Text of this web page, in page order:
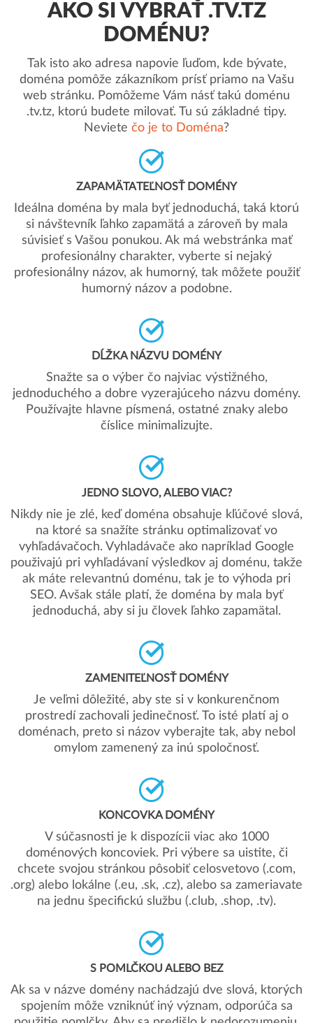
AKO SI VYBRAŤ .TV.TZ
DOMÉNU?
Tak isto ako adresa napovie ľuďom, kde bývate,
doména pomôže zákazníkom prísť priamo na Vašu
web stránku. Pomôžeme Vám násť takú doménu
.tv.tz, ktorú budete milovať. Tu sú základné tipy.
Neviete čo je to Doména?
ZAPAMÄTATEĽNOSŤ DOMÉNY
Ideálna doména by mala byť jednoduchá, taká ktorú
si návštevník ľahko zapamätá a zároveň by mala
súvisieť s Vašou ponukou. Ak má webstránka mať
profesionálny charakter, vyberte si nejaký
profesionálny názov, ak humorný, tak môžete použiť
humorný názov a podobne.
DĹŽKA NÁZVU DOMÉNY
Snažte sa o výber čo najviac výstižného,
jednoduchého a dobre vyzerajúceho názvu domény.
Používajte hlavne písmená, ostatné znaky alebo
číslice minimalizujte.
JEDNO SLOVO, ALEBO VIAC?
Nikdy nie je zlé, keď doména obsahuje kľúčové slová,
na ktoré sa snažíte stránku optimalizovať vo
vyhľadávačoch. Vyhladávače ako napríklad Google
použivajú pri vyhľadávaní výsledkov aj doménu, takže
ak máte relevantnú doménu, tak je to výhoda pri
SEO. Avšak stále platí, že doména by mala byť
jednoduchá, aby si ju človek ľahko zapamätal.
ZAMENITEĽNOSŤ DOMÉNY
Je veľmi dôležité, aby ste si v konkurenčnom
prostredí zachovali jedinečnosť. To isté platí aj o
doménach, preto si názov vyberajte tak, aby nebol
omylom zamenený za inú spoločnosť.
KONCOVKA DOMÉNY
V súčasnosti je k dispozícii viac ako 1000
doménových koncoviek. Pri výbere sa uistite, či
chcete svojou stránkou pôsobiť celosvetovo (.com,
.org) alebo lokálne (.eu, .sk, .cz), alebo sa zameriavate
na jednu špecifickú službu (.club, .shop, .tv).
S POMLČKOU ALEBO BEZ
Ak sa v názve domény nachádzajú dve slová, ktorých
spojením môže vzniknúť iný význam, odporúča sa